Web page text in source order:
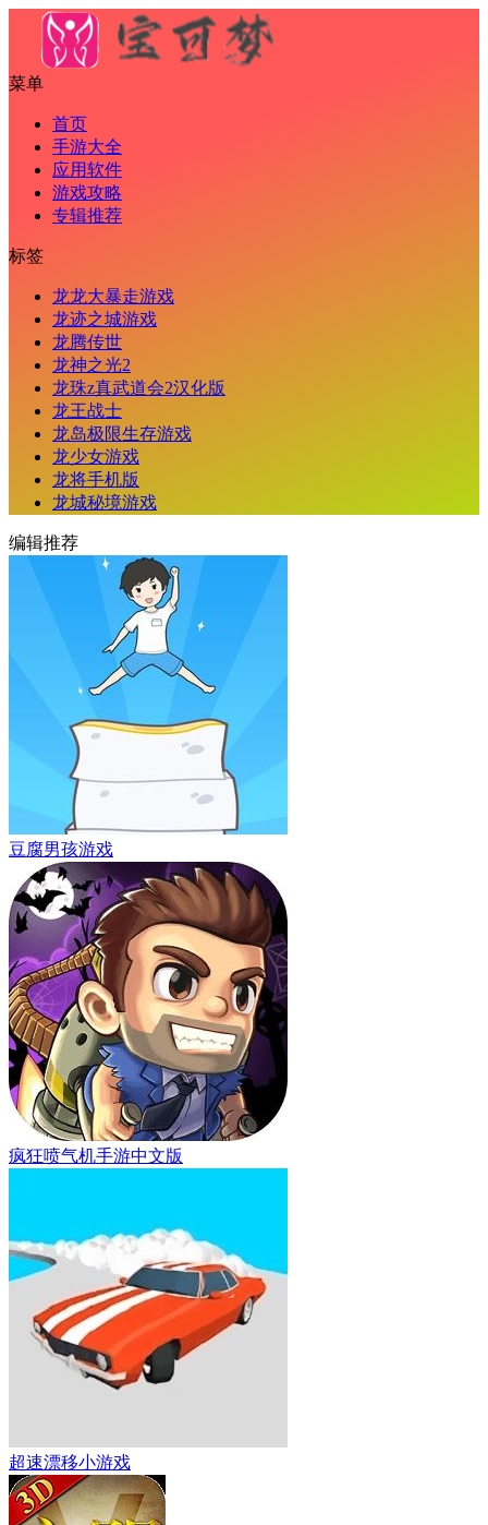
菜单
首页
手游大全
应用软件
游戏攻略
专辑推荐
标签
龙龙大暴走游戏
龙迹之城游戏
龙腾传世
龙神之光2
龙珠z真武道会2汉化版
龙王战士
龙岛极限生存游戏
龙少女游戏
龙将手机版
龙城秘境游戏
编辑推荐
豆腐男孩游戏
疯狂喷气机手游中文版
超速漂移小游戏